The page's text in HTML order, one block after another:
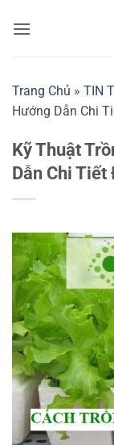
qua
Trang Chủ » TIN
Hướng Dẫn Chi
Kỹ Thuật
Dẫn Chi